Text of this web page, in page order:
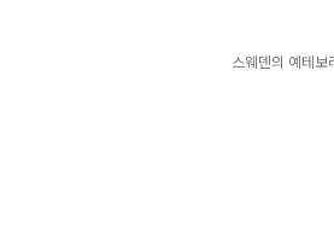
스웨덴의 예테